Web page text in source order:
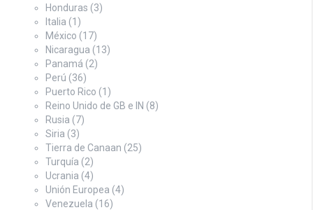
Honduras (3)
Italia (1)
México (17)
Nicaragua (13)
Panamá (2)
Perú (36)
Puerto Rico (1)
Reino Unido de GB e IN (8)
Rusia (7)
Siria (3)
Tierra de Canaan (25)
Turquía (2)
Ucrania (4)
Unión Europea (4)
Venezuela (16)